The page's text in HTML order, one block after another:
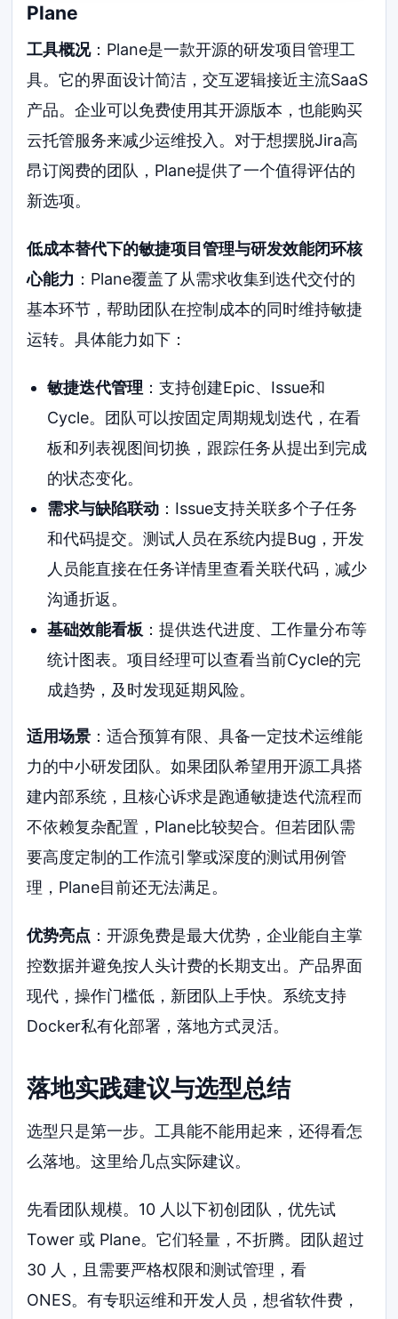
Plane
工具概况：Plane是一款开源的研发项目管理工
具。它的界面设计简洁，交互逻辑接近主流SaaS
产品。企业可以免费使用其开源版本，也能购买
云托管服务来减少运维投入。对于想摆脱Jira高
昂订阅费的团队，Plane提供了一个值得评估的
新选项。
低成本替代下的敏捷项目管理与研发效能闭环核
心能力 ：Plane覆盖了从需求收集到迭代交付的
基本环节，帮助团队在控制成本的同时维持敏捷
运转。具体能力如下：
敏捷迭代管理 ：支持创建Epic、Issue和
Cycle。团队可以按固定周期规划迭代，在看
板和列表视图间切换，跟踪任务从提出到完成
的状态变化。
需求与缺陷联动：Issue支持关联多个子任务
和代码提交。测试人员在系统内提Bug，开发
人员能直接在任务详情里查看关联代码，减少
沟通折返。
基础效能看板 ：提供迭代进度、工作量分布等
统计图表。项目经理可以查看当前Cycle的完
成趋势，及时发现延期风险。
适用场景 ：适合预算有限、具备一定技术运维能
力的中小研发团队。如果团队希望用开源工具搭
建内部系统，且核心诉求是跑通敏捷迭代流程而
不依赖复杂配置，Plane比较契合。但若团队需
要高度定制的工作流引擎或深度的测试用例管
理，Plane目前还无法满足。
优势亮点 ：开源免费是最大优势，企业能自主掌
控数据并避免按人头计费的长期支出。产品界面
现代，操作门槛低，新团队上手快。系统支持
Docker私有化部署，落地方式灵活。
落地实践建议与选型总结
选型只是第一步。工具能不能用起来，还得看怎
么落地。这里给几点实际建议。
先看团队规模。10 人以下初创团队，优先试
Tower 或 Plane。它们轻量，不折腾。团队超过
30 人，且需要严格权限和测试管理，看
ONES。有专职运维和开发人员，想省软件费，